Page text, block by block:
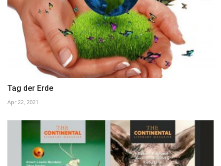
Tag der Erde
Apr 22, 2021